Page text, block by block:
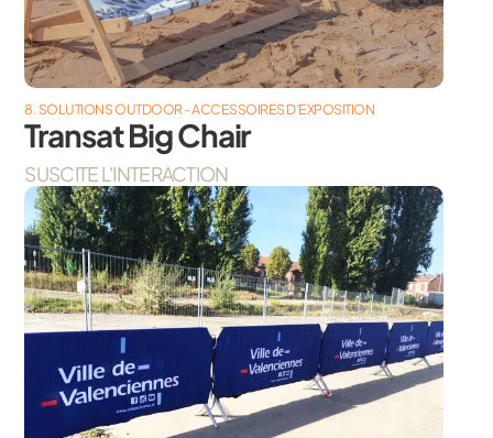
8. SOLUTIONS OUTDOOR - ACCESSOIRES D’EXPOSITION
Transat Big Chair
SUSCITE L'INTERACTION